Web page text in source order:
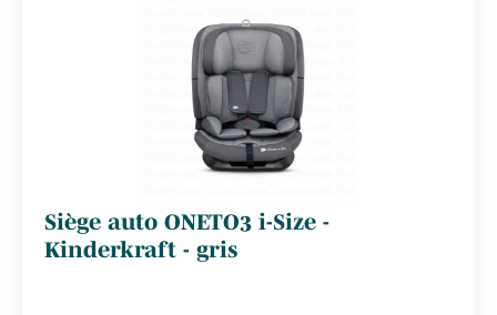
Siège auto ONETO3 i-Size -
Kinderkraft - gris